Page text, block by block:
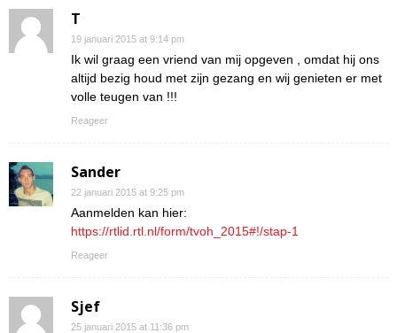
T
19 januari 2015 at 9:14 pm
Ik wil graag een vriend van mij opgeven , omdat hij ons
altijd bezig houd met zijn gezang en wij genieten er met
volle teugen van !!!
Reageer
Sander
22 januari 2015 at 9:25 pm
Aanmelden kan hier:
https://rtlid.rtl.nl/form/tvoh_2015#!/stap-1
Reageer
Sjef
25 januari 2015 at 11:36 pm